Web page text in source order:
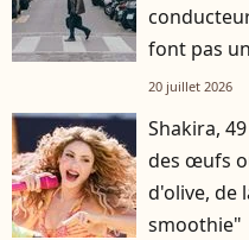
font pas
20 juillet 2026
Shakira,
des œufs
d'olive, de
smoothie"